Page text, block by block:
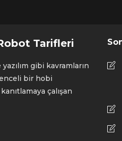
Tarifleri
gibi kavramların
bir hobi
çalışan